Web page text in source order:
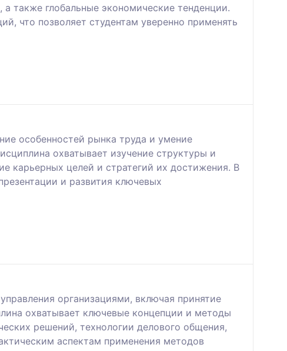
также глобальные экономические тенденции.
что позволяет студентам уверенно применять
особенностей рынка труда и умение
охватывает изучение структуры и
карьерных целей и стратегий их достижения. В
и развития ключевых
организациями, включая принятие
охватывает ключевые концепции и методы
решений, технологии делового общения,
аспектам применения методов